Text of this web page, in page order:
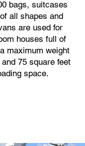
bags, suitcases
all shapes and
are used for
houses full of
maximum weight
75 square feet
space.